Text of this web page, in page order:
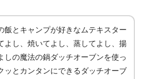
飯とキャンプが好きなムテキスター
よし、焼いてよし、蒸してよし、揚
しの魔法の鍋ダッチオーブンを使っ
ッとカンタンにできるダッチオーブ